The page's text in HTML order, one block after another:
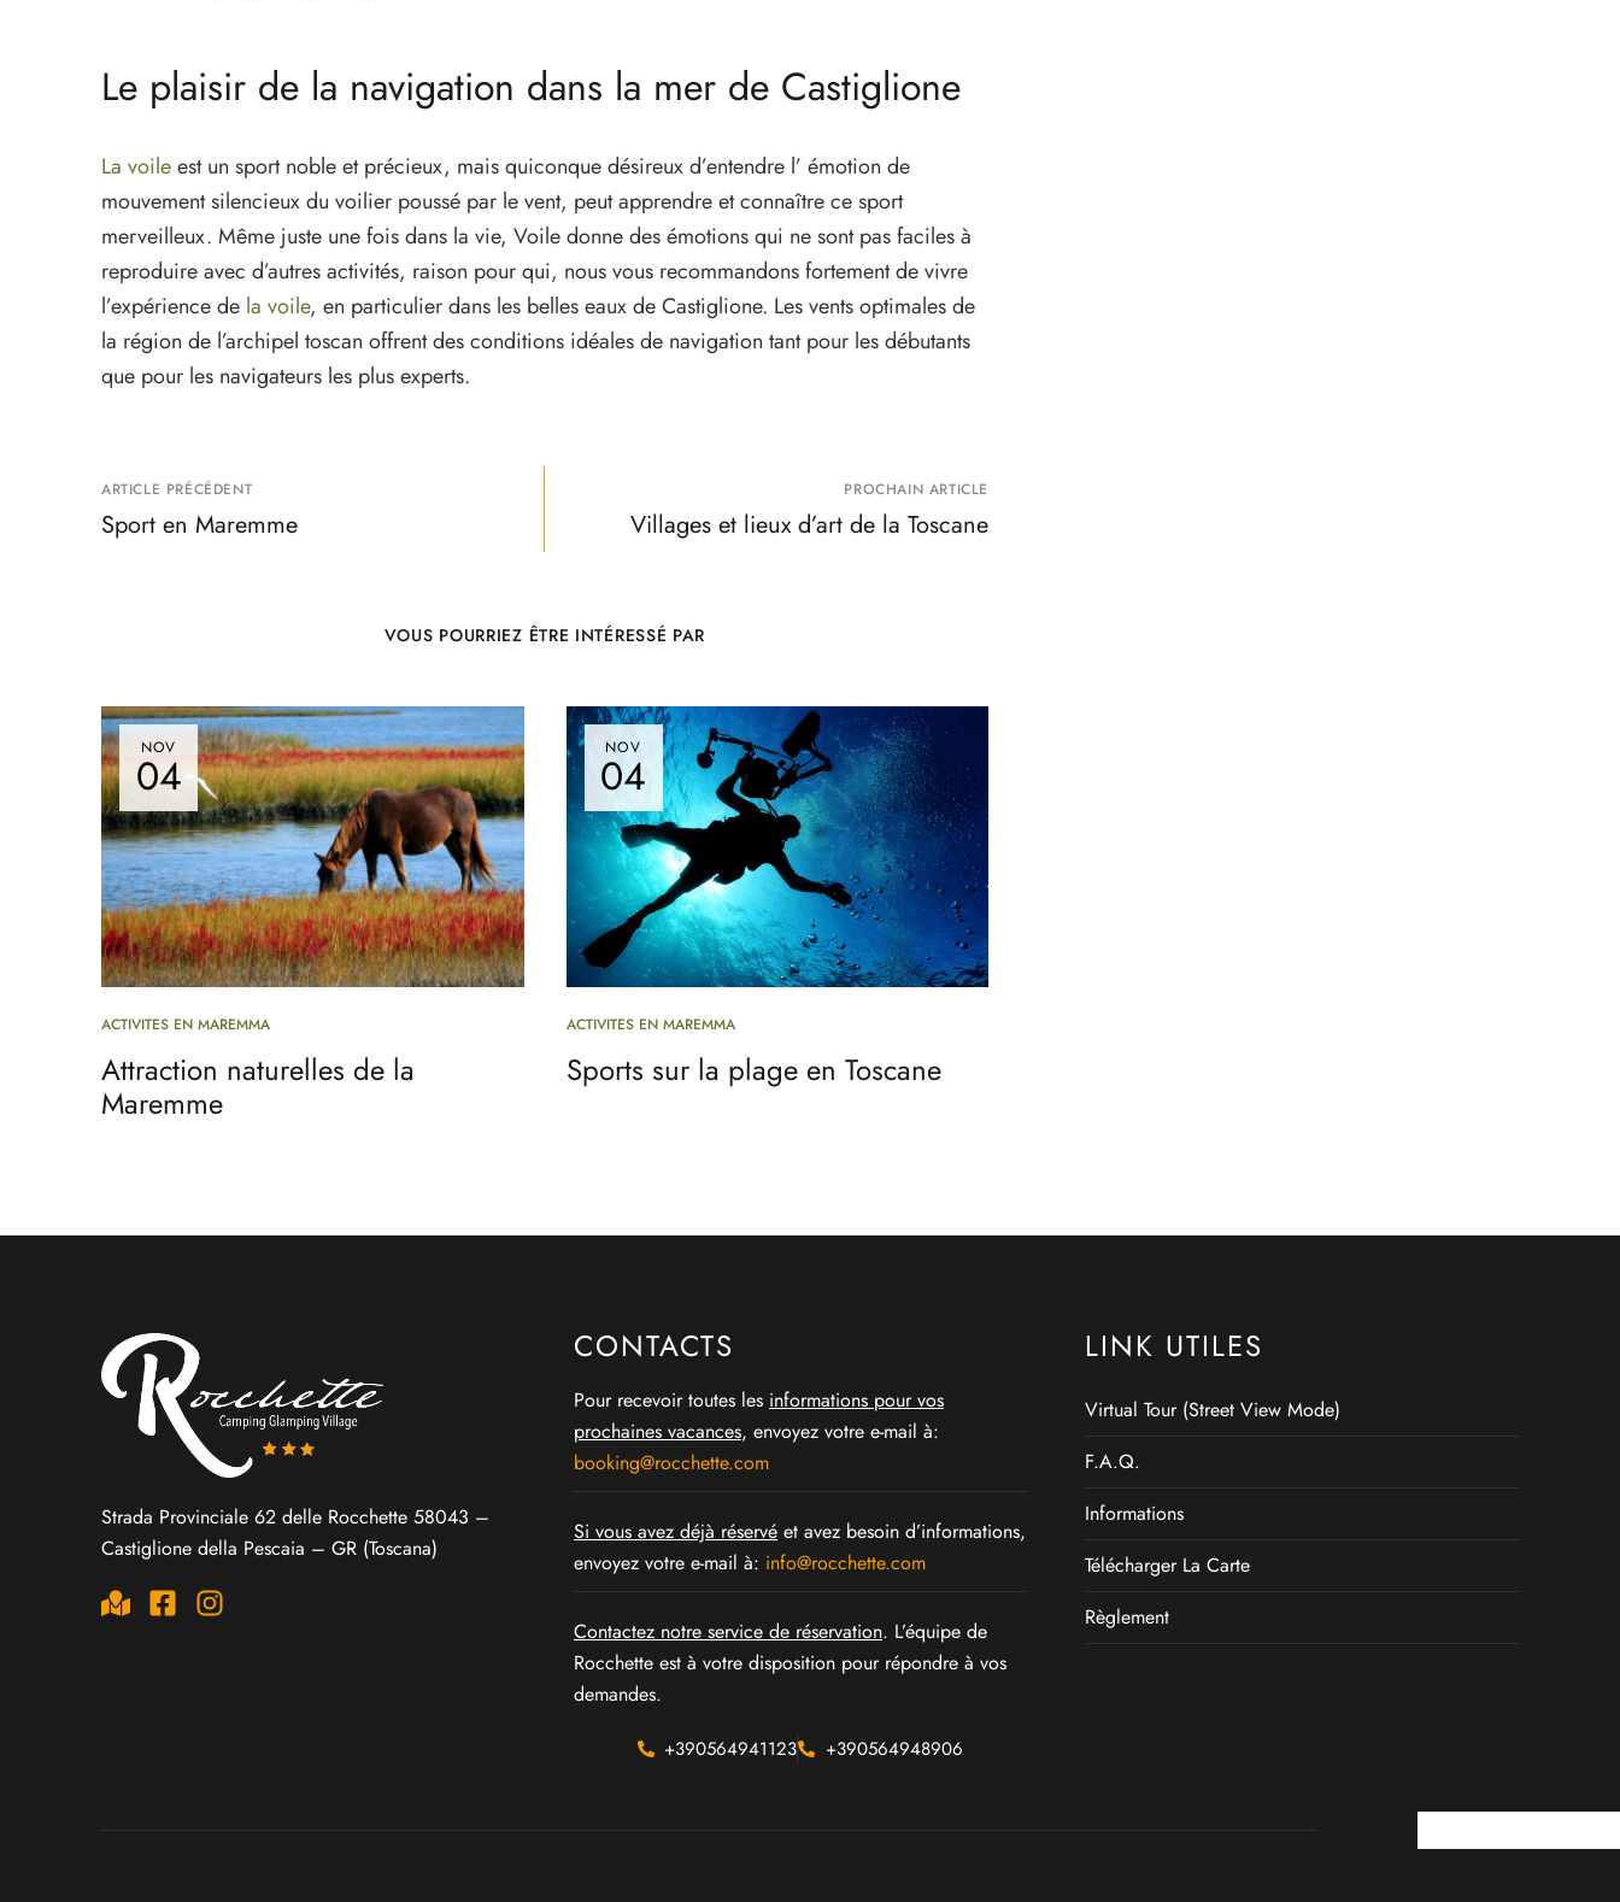
Le plaisir de la navigation dans la mer de Castiglione
La voileest un sport noble et précieux, mais quiconque désireux d’entendre l’ émotion de
mouvement silencieux du voilier poussé par le vent, peut apprendre et connaître ce sport
merveilleux. Même juste une fois dans la vie, Voile donne des émotions qui ne sont pas faciles à
reproduire avec d’autres activités, raison pour qui, nous vous recommandons fortement de vivre
l’expérience de la voile, en particulier dans les belles eaux de Castiglione. Les vents optimales de
la région de l’archipel toscan offrent des conditions idéales de navigation tant pour les débutants
que pour les navigateurs les plus experts.
ARTICLE PRÉCÉDENT
Sport en Maremme
PROCHAIN ARTICLE
Villages et lieux d’art de la Toscane
VOUS POURRIEZ ÊTRE INTÉRESSÉ PAR
NOV
04
ACTIVITES EN MAREMMA
Attraction naturelles de la
Maremme
NOV
04
ACTIVITES EN MAREMMA
Sports sur la plage en Toscane
Strada Provinciale 62 delle Rocchette 58043 –
Castiglione della Pescaia – GR (Toscana)
CONTACTS
Pour recevoir toutes les informations pour vos
prochaines vacances, envoyez votre e-mail à:
booking@rocchette.com
Si vous avez déjà réservéet avez besoin d’informations,
envoyez votre e-mail à: info@rocchette.com
Contactez notre service de réservation. L’équipe de
Rocchette est à votre disposition pour répondre à vos
demandes.
+390564941123 +390564948906
LINK UTILES
Virtual Tour (Street View Mode)
F.A.Q.
Informations
Télécharger La Carte
Règlement